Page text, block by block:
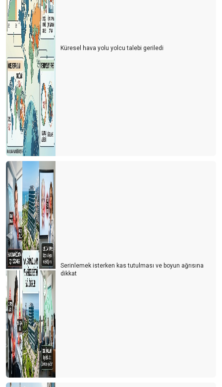
Küresel hava yolu yolcu talebi geriledi
Serinlemek isterken kas tutulması ve boyun ağrısına
dikkat